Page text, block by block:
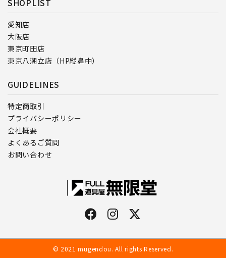
SHOPLIST
愛知店
大阪店
東京町田店
東京八潮立店（HP縦鼻中）
GUIDELINES
特定商取引
プライバシーポリシー
会社概要
よくあるご質問
お問い合わせ
© 2021 mugendou. All rights Reserved.